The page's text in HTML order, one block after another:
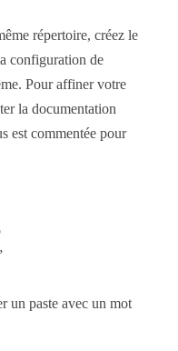
répertoire, créez le
configuration de
Pour affiner votre
la documentation
est commentée pour
un paste avec un mot